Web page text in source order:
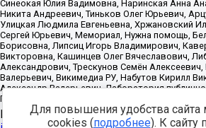
Источник:https://minjust.gov.ru/
Для повышения удобства
cookies (подробнее). К сайту